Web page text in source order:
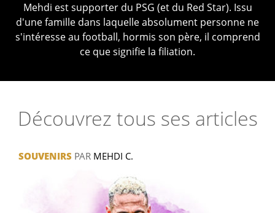
Mehdi est supporter du PSG (et du Red Star). Issu
d'une famille dans laquelle absolument personne ne
s'intéresse au football, hormis son père, il comprend
ce que signifie la filiation.
Découvrez tous ses articles
SOUVENIRS PAR MEHDI C.